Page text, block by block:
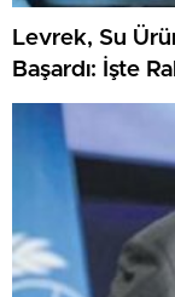
Levrek, Su
Başardı: İşte